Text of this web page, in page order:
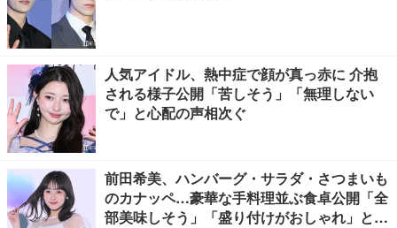
人気アイドル、熱中症で顔が真っ赤に 介抱
される様子公開「苦しそう」「無理しない
で」と心配の声相次ぐ
前田希美、ハンバーグ・サラダ・さつまいも
のカナッペ…豪華な手料理並ぶ食卓公開「全
部美味しそう」「盛り付けがおしゃれ」と絶